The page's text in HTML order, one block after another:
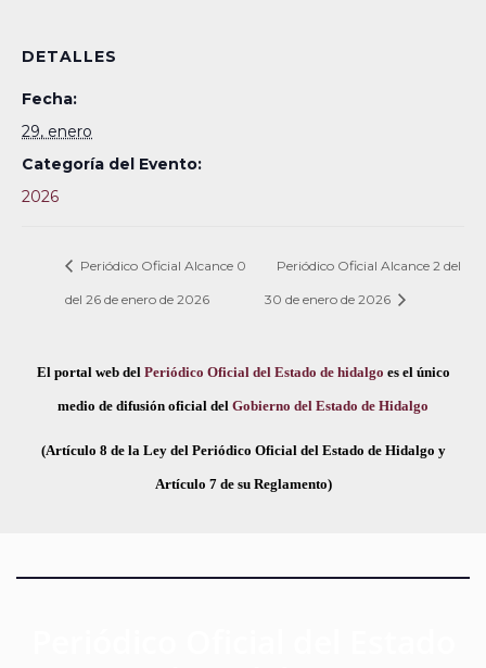
DETALLES
Fecha:
29, enero
Categoría del Evento:
2026
Periódico Oficial Alcance 0
del 26 de enero de 2026
Periódico Oficial Alcance 2 del
30 de enero de 2026
El portal web del Periódico Oficial del Estado de hidalgo es el único
medio de difusión oficial del Gobierno del Estado de Hidalgo
(Artículo 8 de la Ley del Periódico Oficial del Estado de Hidalgo y
Artículo 7 de su Reglamento)